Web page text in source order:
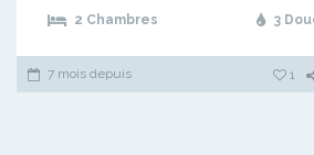
2 Chambres 3
7 mois depuis 1